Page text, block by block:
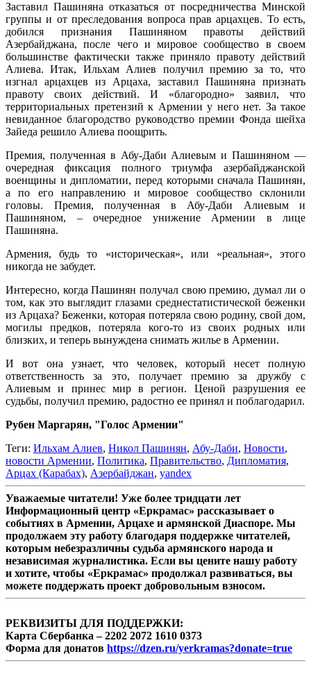
Заставил Пашиняна отказаться от посредничества Минской
группы и от преследования вопроса прав арцахцев. То есть,
добился признания Пашиняном правоты действий
Азербайджана, после чего и мировое сообщество в своем
большинстве фактически также приняло правоту действий
Алиева. Итак, Ильхам Алиев получил премию за то, что
изгнал арцахцев из Арцаха, заставил Пашиняна признать
правоту своих действий. И «благородно» заявил, что
территориальных претензий к Армении у него нет. За такое
невиданное благородство руководство премии Фонда шейха
Зайеда решило Алиева поощрить.
Премия, полученная в Абу-Даби Алиевым и Пашиняном —
очередная фиксация полного триумфа азербайджанской
военщины и дипломатии, перед которыми сначала Пашинян,
а по его направлению и мировое сообщество склонили
головы. Премия, полученная в Абу-Даби Алиевым и
Пашиняном, – очередное унижение Армении в лице
Пашиняна.
Армения, будь то «историческая», или «реальная», этого
никогда не забудет.
Интересно, когда Пашинян получал свою премию, думал ли о
том, как это выглядит глазами среднестатистической беженки
из Арцаха? Беженки, которая потеряла свою родину, свой дом,
могилы предков, потеряла кого-то из своих родных или
близких, и теперь вынуждена снимать жилье в Армении.
И вот она узнает, что человек, который несет полную
ответственность за это, получает премию за дружбу с
Алиевым и принес мир в регион. Ценой разрушения ее
судьбы, получил премию, радостно ее принял и поблагодарил.
Рубен Маргарян, "Голос Армении"
Теги: Ильхам Алиев, Никол Пашинян, Абу-Даби, Новости,
новости Армении, Политика, Правительство, Дипломатия,
Арцах (Карабах), Азербайджан, yandex
Уважаемые читатели! Уже более тридцати лет
Информационный центр «Еркрамас» рассказывает о
событиях в Армении, Арцахе и армянской Диаспоре. Мы
продолжаем эту работу благодаря поддержке читателей,
которым небезразличны судьба армянского народа и
независимая журналистика. Если вы цените нашу работу
и хотите, чтобы «Еркрамас» продолжал развиваться, вы
можете поддержать проект добровольным взносом.
РЕКВИЗИТЫ ДЛЯ ПОДДЕРЖКИ:
Карта Сбербанка – 2202 2072 1610 0373
Форма для донатов https://dzen.ru/yerkramas?donate=true